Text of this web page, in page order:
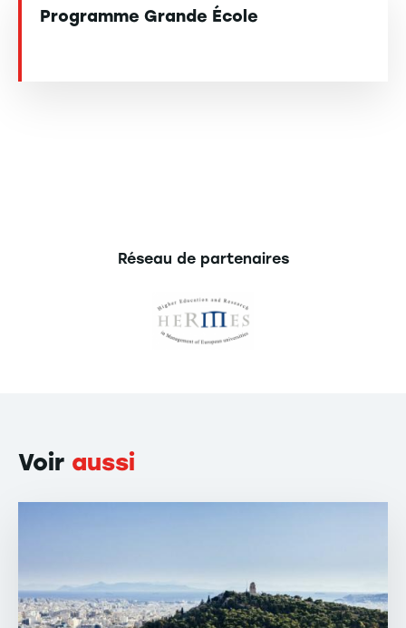
Programme Grande École
Réseau de partenaires
Voir aussi